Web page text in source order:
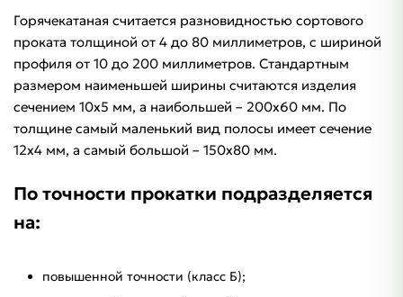
Горячекатаная считается разновидностью сортового
проката толщиной от 4 до 80 миллиметров, с шириной
профиля от 10 до 200 миллиметров. Стандартным
размером наименьшей ширины считаются изделия
сечением 10х5 мм, а наибольшей – 200х60 мм. По
толщине самый маленький вид полосы имеет сечение
12х4 мм, а самый большой – 150х80 мм.
По точности прокатки подразделяется
на:
повышенной точности (класс Б);